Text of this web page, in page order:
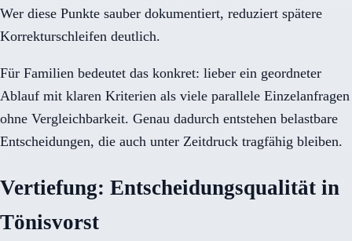
Wer diese Punkte sauber dokumentiert, reduziert spätere
Korrekturschleifen deutlich.
Für Familien bedeutet das konkret: lieber ein geordneter
Ablauf mit klaren Kriterien als viele parallele Einzelanfragen
ohne Vergleichbarkeit. Genau dadurch entstehen belastbare
Entscheidungen, die auch unter Zeitdruck tragfähig bleiben.
Vertiefung: Entscheidungsqualität in
Tönisvorst